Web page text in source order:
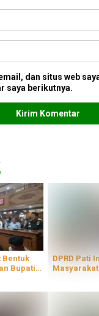
dan situs web
saya berikutnya.
Bentuk
Bupati
DPRD Pati